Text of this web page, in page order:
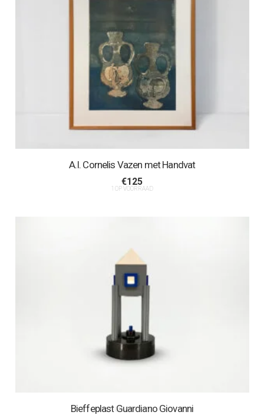
A.I. Cornelis Vazen met Handvat
€125
1 OP VOORRAAD
Bieffeplast Guardiano Giovanni
1 OP VOORRAAD